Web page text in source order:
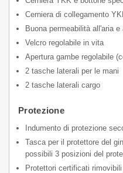
Cerniera di collegamento
Buona permeabilità all'aria
Velcro regolabile in vita
Apertura gambe regolabile
2 tasche laterali per le mani
2 tasche laterali cargo
Protezione
Indumento di protezione
Tasca per il protettore del
possibili 3 posizioni del
Protettori certificati